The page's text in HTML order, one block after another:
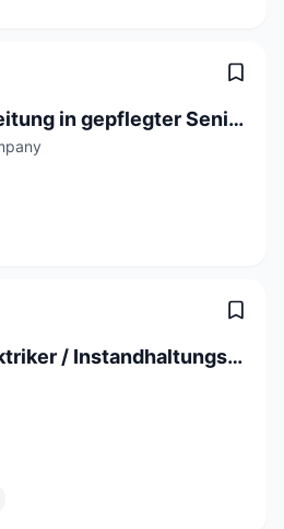
Abteilungsleitung in gepflegter Seniorenresidenz (100%)
Betriebselektriker / Instandhaltungstechniker Industrie 80-100% (m/w)